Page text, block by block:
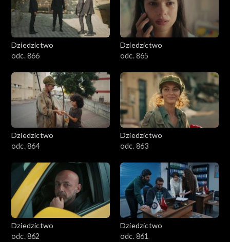
Dziedzictwo
odc. 866
Dziedzictwo
odc. 865
Dziedzictwo
odc. 864
Dziedzictwo
odc. 863
Dziedzictwo
odc. 862
Dziedzictwo
odc. 861